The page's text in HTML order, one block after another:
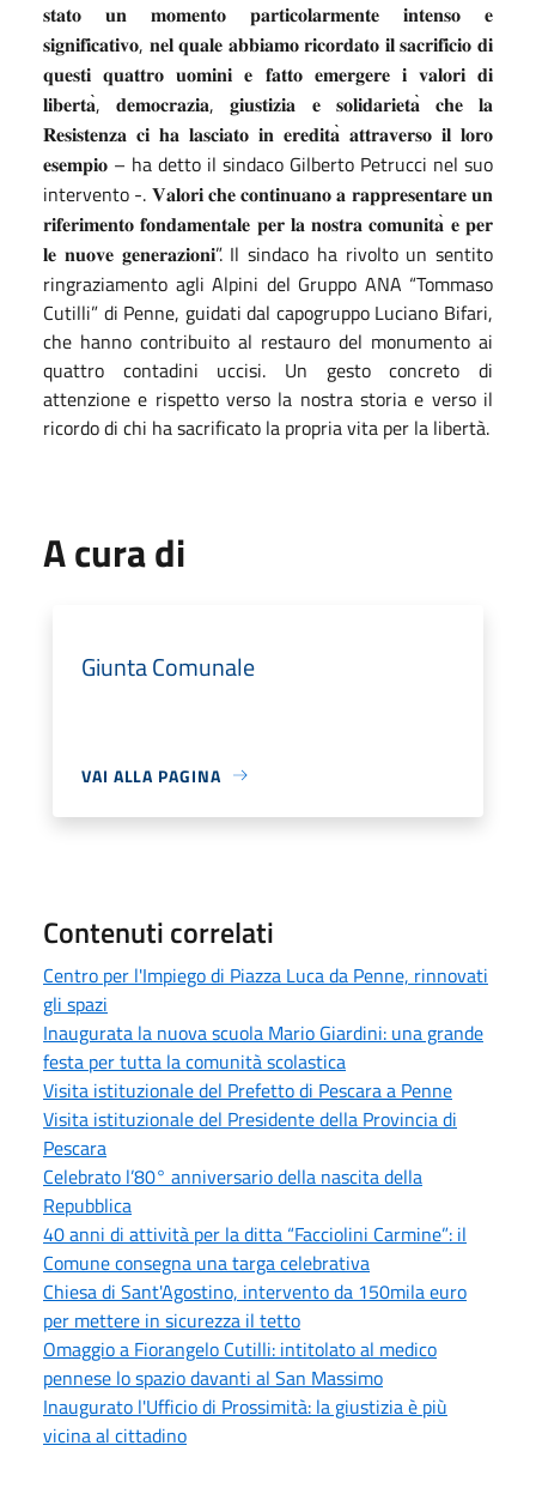
𝐬𝐭𝐚𝐭𝐨
𝐮𝐧 𝐦𝐨𝐦𝐞𝐧𝐭𝐨 𝐩𝐚𝐫𝐭𝐢𝐜𝐨𝐥𝐚𝐫𝐦𝐞𝐧𝐭𝐞 𝐢𝐧𝐭𝐞𝐧𝐬𝐨
𝐞
𝐬𝐢𝐠𝐧𝐢𝐟𝐢𝐜𝐚𝐭𝐢𝐯𝐨, 𝐧𝐞𝐥 𝐪𝐮𝐚𝐥𝐞 𝐚𝐛𝐛𝐢𝐚𝐦𝐨 𝐫𝐢𝐜𝐨𝐫𝐝𝐚𝐭𝐨 𝐢𝐥 𝐬𝐚𝐜𝐫𝐢𝐟𝐢𝐜𝐢𝐨 𝐝𝐢
𝐪𝐮𝐞𝐬𝐭𝐢 𝐪𝐮𝐚𝐭𝐭𝐫𝐨 𝐮𝐨𝐦𝐢𝐧𝐢 𝐞 𝐟𝐚𝐭𝐭𝐨 𝐞𝐦𝐞𝐫𝐠𝐞𝐫𝐞 𝐢 𝐯𝐚𝐥𝐨𝐫𝐢 𝐝𝐢
𝐥𝐢𝐛𝐞𝐫𝐭𝐚̀,𝐝𝐞𝐦𝐨𝐜𝐫𝐚𝐳𝐢𝐚,𝐠𝐢𝐮𝐬𝐭𝐢𝐳𝐢𝐚 𝐞 𝐬𝐨𝐥𝐢𝐝𝐚𝐫𝐢𝐞𝐭𝐚̀ 𝐜𝐡𝐞
𝐥𝐚
𝐑𝐞𝐬𝐢𝐬𝐭𝐞𝐧𝐳𝐚 𝐜𝐢 𝐡𝐚 𝐥𝐚𝐬𝐜𝐢𝐚𝐭𝐨 𝐢𝐧 𝐞𝐫𝐞𝐝𝐢𝐭𝐚 𝐚𝐭𝐭𝐫𝐚𝐯𝐞𝐫𝐬𝐨 𝐢𝐥 𝐥𝐨𝐫𝐨
𝐞𝐬𝐞𝐦𝐩𝐢𝐨 – ha detto il sindaco Gilberto Petrucci nel suo
intervento -. 𝐕𝐚𝐥𝐨𝐫𝐢 𝐜𝐡𝐞 𝐜𝐨𝐧𝐭𝐢𝐧𝐮𝐚𝐧𝐨 𝐚 𝐫𝐚𝐩𝐩𝐫𝐞𝐬𝐞𝐧𝐭𝐚𝐫𝐞 𝐮𝐧
𝐫𝐢𝐟𝐞𝐫𝐢𝐦𝐞𝐧𝐭𝐨 𝐟𝐨𝐧𝐝𝐚𝐦𝐞𝐧𝐭𝐚𝐥𝐞 𝐩𝐞𝐫 𝐥𝐚 𝐧𝐨𝐬𝐭𝐫𝐚 𝐜𝐨𝐦𝐮𝐧𝐢𝐭𝐚 𝐞 𝐩𝐞𝐫
𝐥𝐞 𝐧𝐮𝐨𝐯𝐞 𝐠𝐞𝐧𝐞𝐫𝐚𝐳𝐢𝐨𝐧𝐢”. Il sindaco ha rivolto un sentito
ringraziamento agli Alpini del Gruppo ANA “Tommaso
Cutilli” di Penne, guidati dal capogruppo Luciano Bifari,
che hanno contribuito al restauro del monumento ai
quattro contadini uccisi. Un gesto concreto di
attenzione e rispetto verso la nostra storia e verso il
ricordo di chi ha sacrificato la propria vita per la libertà.
A cura di
Giunta Comunale
VAI ALLA PAGINA
Contenuti correlati
Centro per l'Impiego di Piazza Luca da Penne, rinnovati
gli spazi
Inaugurata la nuova scuola Mario Giardini: una grande
festa per tutta la comunità scolastica
Visita istituzionale del Prefetto di Pescara a Penne
Visita istituzionale del Presidente della Provincia di
Pescara
Celebrato l’80° anniversario della nascita della
Repubblica
40 anni di attività per la ditta “Facciolini Carmine”: il
Comune consegna una targa celebrativa
Chiesa di Sant'Agostino, intervento da 150mila euro
per mettere in sicurezza il tetto
Omaggio a Fiorangelo Cutilli: intitolato al medico
pennese lo spazio davanti al San Massimo
Inaugurato l'Ufficio di Prossimità: la giustizia è più
vicina al cittadino